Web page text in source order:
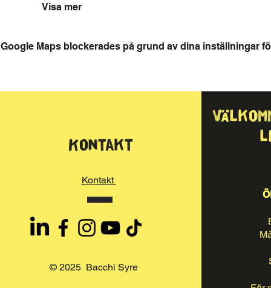
Visa mer
Google Maps blockerades på grund av dina inställningar
Kontakt
Kontakt
© 2025 Bacchi Syre